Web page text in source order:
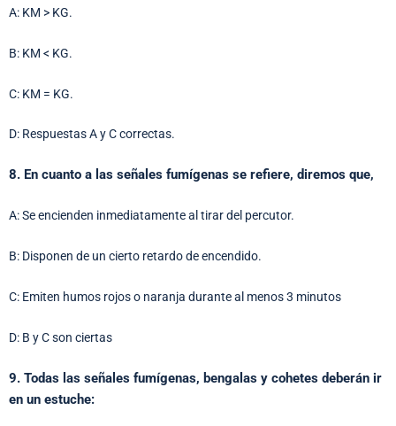
A: KM > KG.
B: KM < KG.
C: KM = KG.
D: Respuestas A y C correctas.
8. En cuanto a las señales fumígenas se refiere, diremos que,
A: Se encienden inmediatamente al tirar del percutor.
B: Disponen de un cierto retardo de encendido.
C: Emiten humos rojos o naranja durante al menos 3 minutos
D: B y C son ciertas
9. Todas las señales fumígenas, bengalas y cohetes deberán ir
en un estuche: